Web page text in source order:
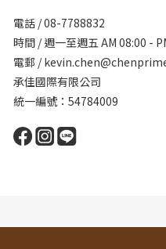
電話 / 08-7788832
時間 / 週一至週五 AM 08:00 -
電郵 /
承佳國際有限公司
統一編號：54784009